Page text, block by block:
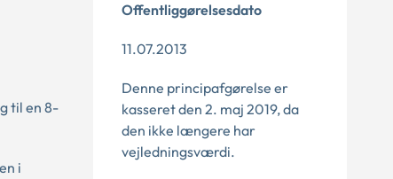
til en 8-
i
Offentliggørelsesdato
11.07.2013
Denne principafgørelse er
kasseret den 2. maj 2019, da
den ikke længere har
vejledningsværdi.